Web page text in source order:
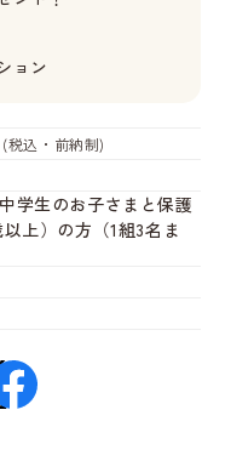
ョン
(税込・前納制)
学生のお子さまと保護
上）の方（1組3名ま